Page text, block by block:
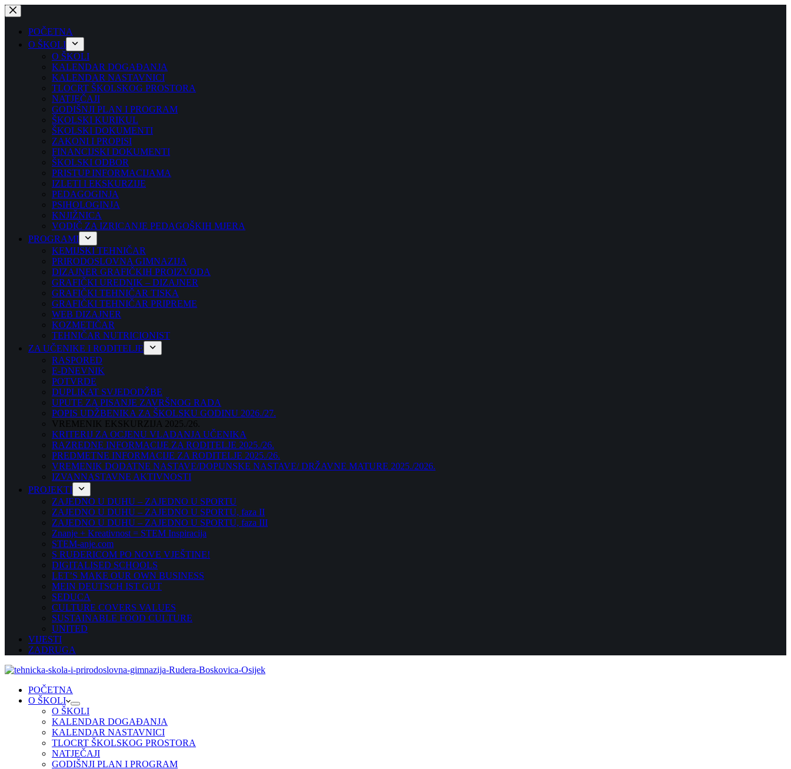
Preskoči
na
sadržajPOČETNA
O ŠKOLI
O ŠKOLI
KALENDAR DOGAĐANJA
KALENDAR NASTAVNICI
TLOCRT ŠKOLSKOG PROSTORA
NATJEČAJI
GODIŠNJI PLAN I PROGRAM
ŠKOLSKI KURIKUL
ŠKOLSKI DOKUMENTI
ZAKONI I PROPISI
FINANCIJSKI DOKUMENTI
ŠKOLSKI ODBOR
PRISTUP INFORMACIJAMA
IZLETI I EKSKURZIJE
PEDAGOGINJA
PSIHOLOGINJA
KNJIŽNICA
VODIČ ZA IZRICANJE PEDAGOŠKIH MJERA
PROGRAMI
KEMIJSKI TEHNIČAR
PRIRODOSLOVNA GIMNAZIJA
DIZAJNER GRAFIČKIH PROIZVODA
GRAFIČKI UREDNIK – DIZAJNER
GRAFIČKI TEHNIČAR TISKA
GRAFIČKI TEHNIČAR PRIPREME
WEB DIZAJNER
KOZMETIČAR
TEHNIČAR NUTRICIONIST
ZA UČENIKE I RODITELJE
RASPORED
E-DNEVNIK
POTVRDE
DUPLIKAT SVJEDODŽBE
UPUTE ZA PISANJE ZAVRŠNOG RADA
POPIS UDŽBENIKA ZA ŠKOLSKU GODINU 2026./27.
VREMENIK EKSKURZIJA 2025./26.
KRITERIJ ZA OCJENU VLADANJA UČENIKA
RAZREDNE INFORMACIJE ZA RODITELJE 2025./26.
PREDMETNE INFORMACIJE ZA RODITELJE 2025./26.
VREMENIK DODATNE NASTAVE/DOPUNSKE NASTAVE/ DRŽAVNE MATURE 2025./2026.
IZVANNASTAVNE AKTIVNOSTI
PROJEKTI
ZAJEDNO U DUHU – ZAJEDNO U SPORTU
ZAJEDNO U DUHU – ZAJEDNO U SPORTU, faza II
ZAJEDNO U DUHU – ZAJEDNO U SPORTU, faza III
Znanje + Kreativnost = STEM Inspiracija
STEM-anje.com
S RUĐERICOM PO NOVE VJEŠTINE!
DIGITALISED SCHOOLS
LET’S MAKE OUR OWN BUSINESS
MEIN DEUTSCH IST GUT
SEDUCA
CULTURE COVERS VALUES
SUSTAINABLE FOOD CULTURE
UNITED
VIJESTI
ZADRUGA
POČETNA
O ŠKOLI
O ŠKOLI
KALENDAR DOGAĐANJA
KALENDAR NASTAVNICI
TLOCRT ŠKOLSKOG PROSTORA
NATJEČAJI
GODIŠNJI PLAN I PROGRAM